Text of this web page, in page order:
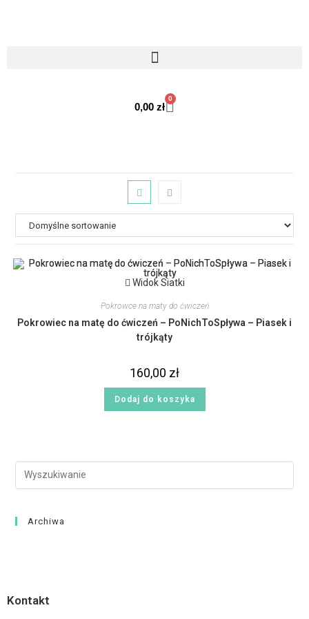
0,00 zł
0
Widok Siatki
Pokrowce na maty do ćwiczeń
Pokrowiec na matę do ćwiczeń – PoNichToSpływa – Piasek i
trójkąty
160,00 zł
Dodaj do koszyka
Archiwa
Kontakt